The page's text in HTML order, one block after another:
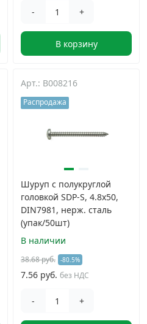
- +
В корзину
Арт.: B008216
Распродажа
Шуруп с полукруглой
головкой SDP-S, 4.8х50,
DIN7981, нерж. сталь
(упак/50шт)
В наличии
38.68 руб. -80.5%
7.56 руб. без НДС
- +